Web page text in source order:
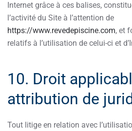
Internet grâce à ces balises,
l’activité du Site à l’attention de
https://www.revedepiscine.com, et
relatifs à l’utilisation de celui-ci et
10. Droit
attribution de
Tout litige en relation avec